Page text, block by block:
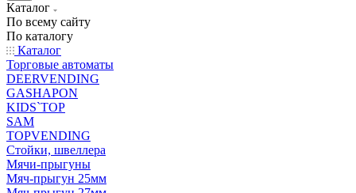
Каталог
По всему сайту
По каталогу
Каталог
Торговые автоматы
DEERVENDING
GASHAPON
KIDS`TOP
SAM
TOPVENDING
Стойки, швеллера
Мячи-прыгуны
Мяч-прыгун 25мм